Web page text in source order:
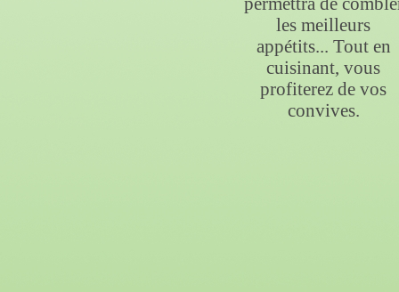
les meilleurs
appétits... Tout en
cuisinant, vous
profiterez de vos
convives.